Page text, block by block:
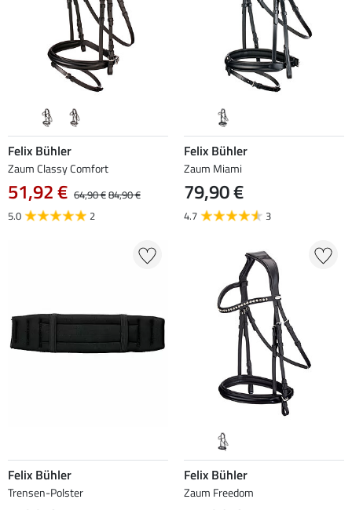
Felix Bühler
Zaum Classy Comfort
51,92 € 64,90 €84,90 €
5.0
2
Felix Bühler
Zaum Miami
79,90 €
4.7 3
Felix Bühler
Trensen-Polster
Felix Bühler
Zaum Freedom